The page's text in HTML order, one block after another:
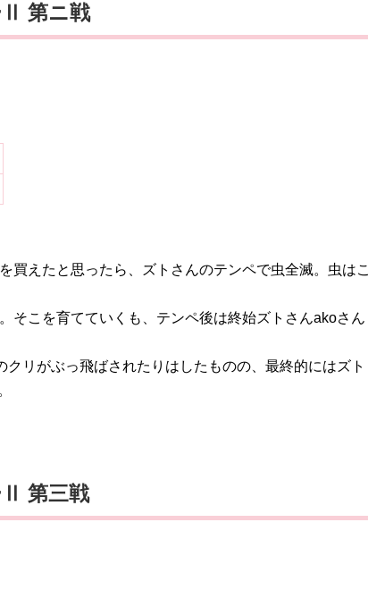
Ⅱ 第ニ戦
買えたと思ったら、ズトさんのテンペで虫全滅。虫はこ
そこを育てていくも、テンペ後は終始ズトさんakoさん
リがぶっ飛ばされたりはしたものの、最終的にはズト
Ⅱ 第三戦